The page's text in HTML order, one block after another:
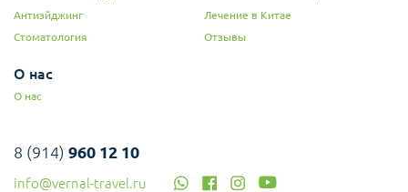
Антиэйджинг
Стоматология
Лечение в Китае
Отзывы
О нас
О нас
8 (914) 960 12 10
info@vernal-travel.ru